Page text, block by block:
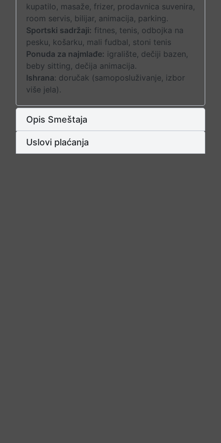
kupatilo, masaže, frizer, prodavnica suvenira,
room servis, bilijar, animacija, parking.
Sportski sadržaji: fitnes, tenis, odbojka na
pesku, košarku, mali fudbal, stoni tenis
Ponuda za najmlađe: igralište, dečiji bazen,
beby sitting, dečija animacija.
Ishrana: doručak (samoposluživanje, izbor
više jela).
Opis Smeštaja
Uslovi plaćanja